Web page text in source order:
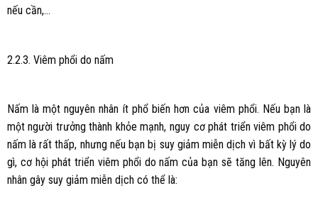
nếu cần,…
2.2.3. Viêm phổi do nấm
Nấm là một nguyên nhân ít phổ biến hơn của viêm phổi. Nếu bạn là
một người trưởng thành khỏe mạnh, nguy cơ phát triển viêm phổi do
nấm là rất thấp, nhưng nếu bạn bị suy giảm miễn dịch vì bất kỳ lý do
gì, cơ hội phát triển viêm phổi do nấm của bạn sẽ tăng lên. Nguyên
nhân gây suy giảm miễn dịch có thể là: